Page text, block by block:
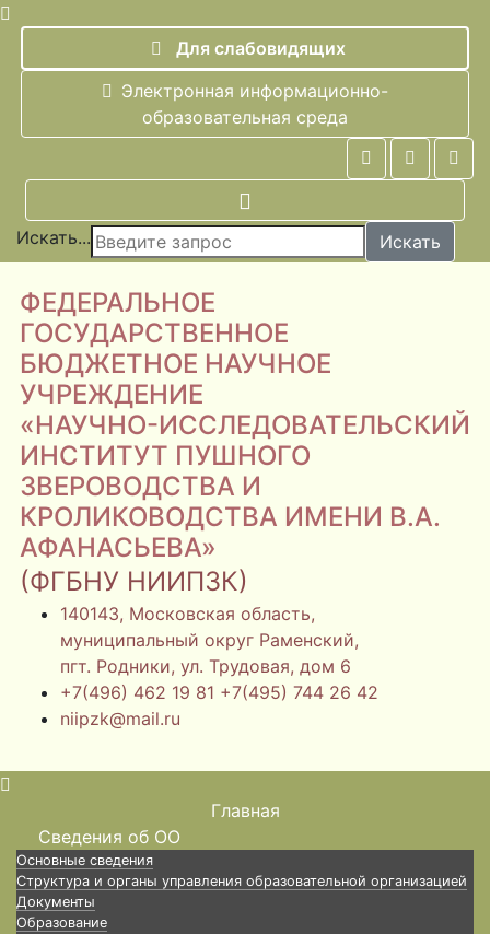
Для слабовидящих
Электронная информационно-
образовательная среда
Искать... Искать
ФЕДЕРАЛЬНОЕ
ГОСУДАРСТВЕННОЕ
БЮДЖЕТНОЕ НАУЧНОЕ
УЧРЕЖДЕНИЕ
«НАУЧНО-ИССЛЕДОВАТЕЛЬСКИЙ
ИНСТИТУТ ПУШНОГО
ЗВЕРОВОДСТВА И
КРОЛИКОВОДСТВА ИМЕНИ В.А.
АФАНАСЬЕВА»
(ФГБНУ НИИПЗК)
140143, Московская область,
муниципальный округ Раменский,
пгт. Родники, ул. Трудовая, дом 6
+7(496) 462 19 81 +7(495) 744 26 42
niipzk@mail.ru
Главная
Сведения об ОО
Основные сведения
Структура и органы управления образовательной организацией
Документы
Образование